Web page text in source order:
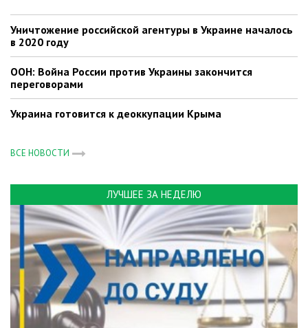
Уничтожение российской агентуры в Украине началось
в 2020 году
ООН: Война России против Украины закончится
переговорами
Украина готовится к деоккупации Крыма
ВСЕ НОВОСТИ
ЛУЧШЕЕ ЗА НЕДЕЛЮ